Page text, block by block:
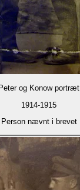
Peter og Konow portræt
1914-1915
Person nævnt i brevet